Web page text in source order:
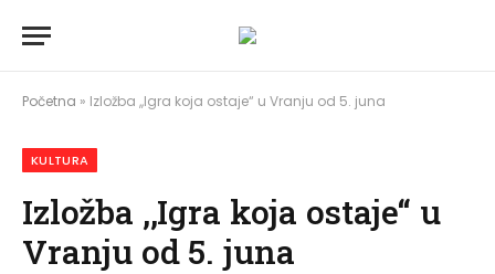
Početna » Izložba ,,Igra koja ostaje“ u Vranju od 5. juna
KULTURA
Izložba ,,Igra koja ostaje“ u
Vranju od 5. juna